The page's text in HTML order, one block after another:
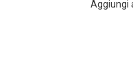
Aggiungi